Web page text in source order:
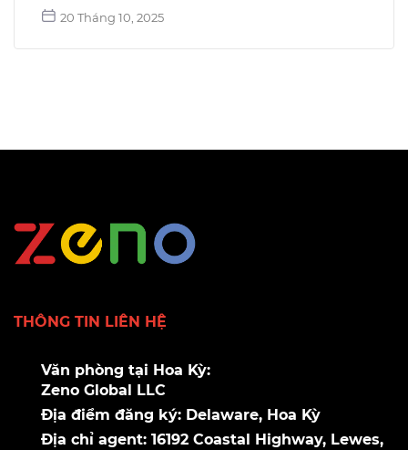
20 Tháng 10, 2025
THÔNG TIN LIÊN HỆ
Văn phòng tại Hoa Kỳ:
Zeno Global LLC
Địa điểm đăng ký: Delaware, Hoa Kỳ
Địa chỉ agent: 16192 Coastal Highway, Lewes,